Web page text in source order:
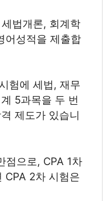
법개론, 회계학
어성적을 제출합
험에 세법, 재무
5과목을 두 번
제도가 있습니
점으로, CPA 1차
CPA 2차 시험은